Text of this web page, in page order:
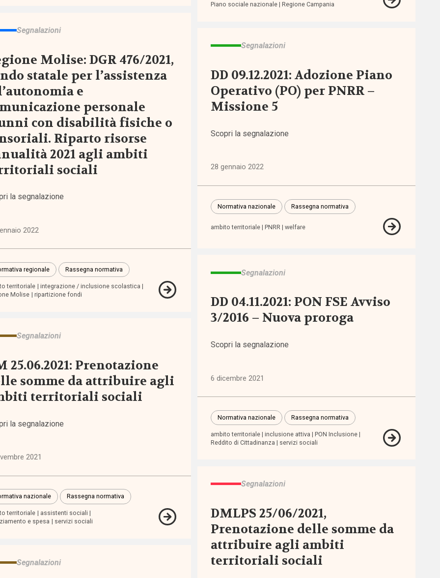
Piano sociale nazionale
Regione Campania
Segnalazioni
Molise: DGR 476/2021,
statale per l’assistenza
e
personale
con disabilità fisiche o
Riparto risorse
2021 agli ambiti
sociali
la segnalazione
2022
regionale Rassegna normativa
territoriale
integrazione / inclusione scolastica
Molise
ripartizione fondi
Segnalazioni
DD 09.12.2021: Adozione Piano
Operativo (PO) per PNRR –
Missione 5
Scopri la segnalazione
28 gennaio 2022
Normativa nazionale Rassegna normativa
ambito territoriale PNRR welfare
Segnalazioni
DD 04.11.2021: PON FSE Avviso
3/2016 – Nuova proroga
Scopri la segnalazione
6 dicembre 2021
Normativa nazionale Rassegna normativa
ambito territoriale inclusione attiva
PON Inclusione
Reddito di Cittadinanza
servizi sociali
Segnalazioni
25.06.2021: Prenotazione
somme da attribuire agli
territoriali sociali
la segnalazione
2021
nazionale Rassegna normativa
territoriale
assistenti sociali
e spesa
servizi sociali
Segnalazioni
DMLPS 25/06/2021,
Prenotazione delle somme da
attribuire agli ambiti
territoriali sociali
Segnalazioni